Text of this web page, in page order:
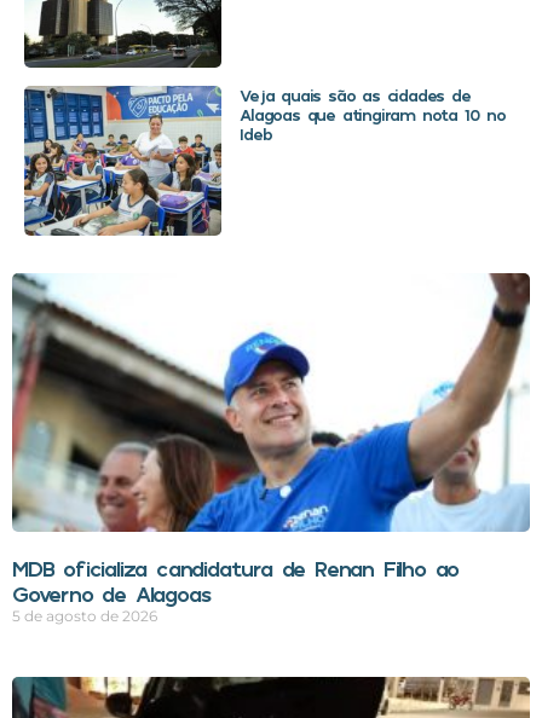
Veja quais são as cidades de
Alagoas que atingiram nota 10 no
Ideb
MDB oficializa candidatura de Renan Filho ao
Governo de Alagoas
5 de agosto de 2026